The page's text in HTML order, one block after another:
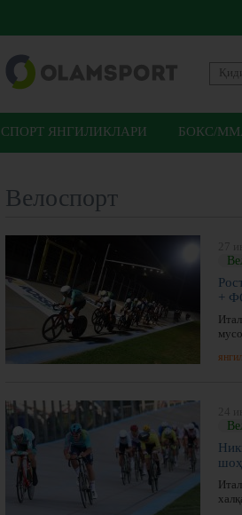
СПОРТ ЯНГИЛИКЛАРИ БОКС/
Велоспорт
+